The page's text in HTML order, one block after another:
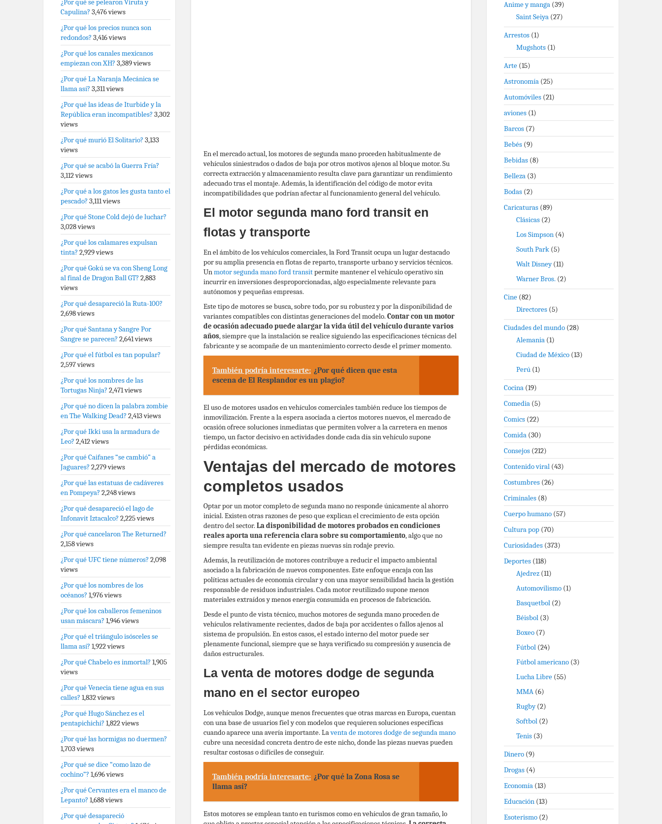
En el mercado actual, los motores de segunda mano proceden habitualmente de
vehículos siniestrados o dados de baja por otros motivos ajenos al bloque motor. Su
correcta extracción y almacenamiento resulta clave para garantizar un rendimiento
adecuado tras el montaje. Además, la identificación del código de motor evita
incompatibilidades que podrían afectar al funcionamiento general del vehículo.
El motor segunda mano ford transit en
flotas y transporte
En el ámbito de los vehículos comerciales, la Ford Transit ocupa un lugar destacado
por su amplia presencia en flotas de reparto, transporte urbano y servicios técnicos.
Unmotor segunda mano ford transitpermite mantener el vehículo operativo sin
incurrir en inversiones desproporcionadas, algo especialmente relevante para
autónomos y pequeñas empresas.
Este tipo de motores se busca, sobre todo, por su robustez y por la disponibilidad de
variantes compatibles con distintas generaciones del modelo.Contar con un motor
de ocasión adecuado puede alargar la vida útil del vehículo durante varios
años, siempre que la instalación se realice siguiendo las especificaciones técnicas del
fabricante y se acompañe de un mantenimiento correcto desde el primer momento.
También podría interesarte: ¿Por qué dicen que esta
escena de El Resplandor es un plagio?
El uso de motores usados en vehículos comerciales también reduce los tiempos de
inmovilización. Frente a la espera asociada a ciertos motores nuevos, el mercado de
ocasión ofrece soluciones inmediatas que permiten volver a la carretera en menos
tiempo, un factor decisivo en actividades donde cada día sin vehículo supone
pérdidas económicas.
Ventajas del mercado de motores
completos usados
Optar por un motor completo de segunda mano no responde únicamente al ahorro
inicial. Existen otras razones de peso que explican el crecimiento de esta opción
dentro del sector.La disponibilidad de motores probados en condiciones
reales aporta una referencia clara sobre su comportamiento, algo que no
siempre resulta tan evidente en piezas nuevas sin rodaje previo.
Además, la reutilización de motores contribuye a reducir el impacto ambiental
asociado a la fabricación de nuevos componentes. Este enfoque encaja con las
políticas actuales de economía circular y con una mayor sensibilidad hacia la gestión
responsable de residuos industriales. Cada motor reutilizado supone menos
materiales extraídos y menos energía consumida en procesos de fabricación.
Desde el punto de vista técnico, muchos motores de segunda mano proceden de
vehículos relativamente recientes, dados de baja por accidentes o fallos ajenos al
sistema de propulsión. En estos casos, el estado interno del motor puede ser
plenamente funcional, siempre que se haya verificado su compresión y ausencia de
daños estructurales.
La venta de motores dodge de segunda
mano en el sector europeo
Los vehículos Dodge, aunque menos frecuentes que otras marcas en Europa, cuentan
con una base de usuarios fiel y con modelos que requieren soluciones específicas
cuando aparece una avería importante. Laventa de motores dodge de segunda mano
cubre una necesidad concreta dentro de este nicho, donde las piezas nuevas pueden
resultar costosas o difíciles de conseguir.
También podría interesarte: ¿Por qué la Zona Rosa se
llama así?
Estos motores se emplean tanto en turismos como en vehículos de gran tamaño, lo
¿Por qué se pelearon Viruta y
Capulina? 3,476 views
¿Por qué los precios nunca son
redondos? 3,416 views
¿Por qué los canales mexicanos
empiezan con XH? 3,389 views
¿Por qué La Naranja Mecánica se
llama así? 3,311 views
¿Por qué las ideas de Iturbide y la
República eran incompatibles? 3,302
views
¿Por qué murió El Solitario? 3,133
views
¿Por qué se acabó la Guerra Fría?
3,112 views
¿Por qué a los gatos les gusta tanto el
pescado? 3,111 views
¿Por qué Stone Cold dejó de luchar?
3,028 views
¿Por qué los calamares expulsan
tinta? 2,929 views
¿Por qué Gokú se va con Sheng Long
al final de Dragon Ball GT? 2,883
views
¿Por qué desapareció la Ruta-100?
2,698 views
¿Por qué Santana y Sangre Por
Sangre se parecen? 2,641 views
¿Por qué el fútbol es tan popular?
2,597 views
¿Por qué los nombres de las
Tortugas Ninja? 2,471 views
¿Por qué no dicen la palabra zombie
en The Walking Dead? 2,413 views
¿Por qué Ikki usa la armadura de
Leo? 2,412 views
¿Por qué Caifanes “se cambió” a
Jaguares? 2,279 views
¿Por qué las estatuas de cadáveres
en Pompeya? 2,248 views
¿Por qué desapareció el lago de
Infonavit Iztacalco? 2,225 views
¿Por qué cancelaron The Returned?
2,158 views
¿Por qué UFC tiene números? 2,098
views
¿Por qué los nombres de los
océanos? 1,976 views
¿Por qué los caballeros femeninos
usan máscara? 1,946 views
¿Por qué el triángulo isósceles se
llama así? 1,922 views
¿Por qué Chabelo es inmortal? 1,905
views
¿Por qué Venecia tiene agua en sus
calles? 1,832 views
¿Por qué Hugo Sánchez es el
pentapichichi? 1,822 views
¿Por qué las hormigas no duermen?
1,703 views
¿Por qué se dice “como lazo de
cochino”? 1,696 views
¿Por qué Cervantes era el manco de
Lepanto? 1,688 views
¿Por qué desapareció
Anime y manga (39)
Saint Seiya (27)
Arrestos (1)
Mugshots (1)
Arte (15)
Astronomía (25)
Automóviles (21)
aviones (1)
Barcos (7)
Bebés (9)
Bebidas (8)
Belleza (3)
Bodas (2)
Caricaturas (89)
Clásicas (2)
Los Simpson (4)
South Park (5)
Walt Disney(11)
Warner Bros. (2)
Cine (82)
Directores (5)
Ciudades del mundo (28)
Alemania (1)
Ciudad de México (13)
Perú (1)
Cocina (19)
Comedia (5)
Comics (22)
Comida (30)
Consejos (212)
Contenido viral (43)
Costumbres (26)
Criminales (8)
Cuerpo humano (57)
Cultura pop (70)
Curiosidades (373)
Deportes (118)
Ajedrez (11)
Automovilismo (1)
Basquetbol (2)
Béisbol (3)
Boxeo (7)
Fútbol (24)
Fútbol americano (3)
Lucha Libre (55)
MMA (6)
Rugby(2)
Softbol (2)
Tenis (3)
Dinero (9)
Drogas (4)
Economía (13)
Educación (13)
Esoterismo (2)